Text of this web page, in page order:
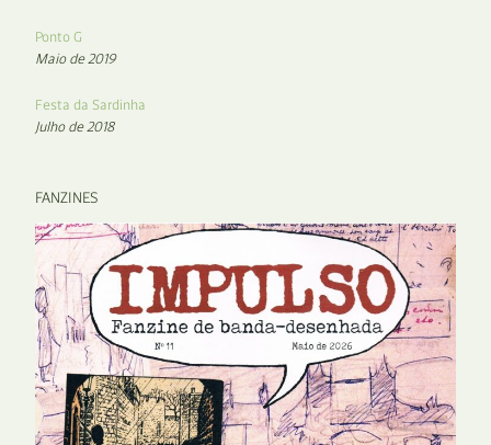
Ponto G
Maio de 2019
Festa da Sardinha
Julho de 2018
FANZINES